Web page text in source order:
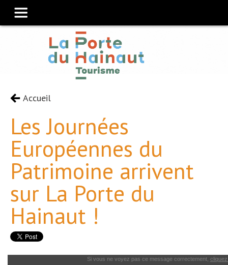
Accueil
Les Journées
Européennes du
Patrimoine arrivent
sur La Porte du
Hainaut !
Si vous ne voyez pas ce message correctement,